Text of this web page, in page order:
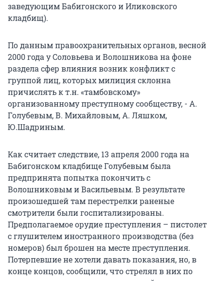
заведующим Бабигонского и Иликовского
кладбищ).
По данным правоохранительных органов, весной
2000 года у Соловьева и Волошникова на фоне
раздела сфер влияния возник конфликт с
группой лиц, которых милиция склонна
причислять к т.н. «тамбовскому»
организованному преступному сообществу, - А.
Голубевым, В. Михайловым, А. Ляшком,
Ю.Шадриным.
Как считает следствие, 13 апреля 2000 года на
Бабигонском кладбище Голубевым была
предпринята попытка покончить с
Волошниковым и Васильевым. В результате
произошедшей там перестрелки раненые
смотрители были госпитализированы.
Предполагаемое орудие преступления – пистолет
с глушителем иностранного производства (без
номеров) был брошен на месте преступления.
Потерпевшие не хотели давать показания, но, в
конце концов, сообщили, что стрелял в них по